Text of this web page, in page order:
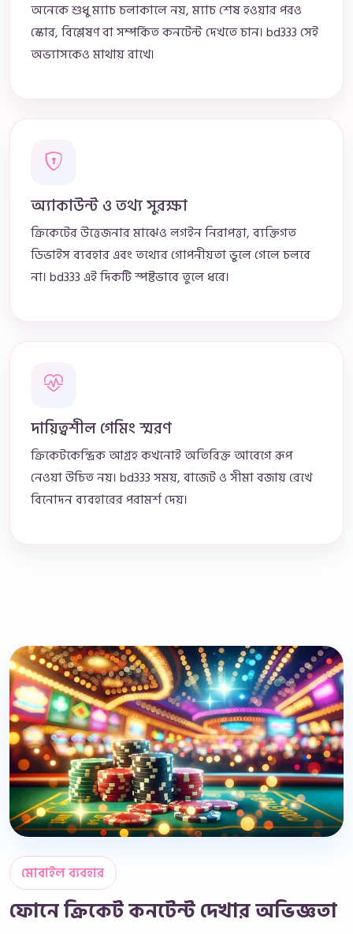
অনেকে শুধু ম্যাচ চলাকালে নয়, ম্যাচ শেষ হওয়ার পরও
স্কোর, বিশ্লেষণ বা সম্পর্কিত কনটেন্ট দেখতে চান। bd333 সেই
অভ্যাসকেও মাথায় রাখে।
অ্যাকাউন্ট ও তথ্য সুরক্ষা
ক্রিকেটের উত্তেজনার মাঝেও লগইন নিরাপত্তা, ব্যক্তিগত
ডিভাইস ব্যবহার এবং তথ্যের গোপনীয়তা ভুলে গেলে চলবে
না। bd333 এই দিকটি স্পষ্টভাবে তুলে ধরে।
দায়িত্বশীল গেমিং স্মরণ
ক্রিকেটকেন্দ্রিক আগ্রহ কখনোই অতিরিক্ত আবেগে রূপ
নেওয়া উচিত নয়। bd333 সময়, বাজেট ও সীমা বজায় রেখে
বিনোদন ব্যবহারের পরামর্শ দেয়।
মোবাইল ব্যবহার
ফোনে ক্রিকেট কনটেন্ট দেখার অভিজ্ঞতা